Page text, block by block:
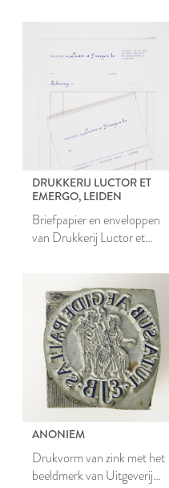
DRUKKERIJ LUCTOR ET
EMERGO, LEIDEN
Briefpapier en enveloppen
van Drukkerij Luctor et
ANONIEM
Drukvorm van zink met het
beeldmerk van Uitgeverij